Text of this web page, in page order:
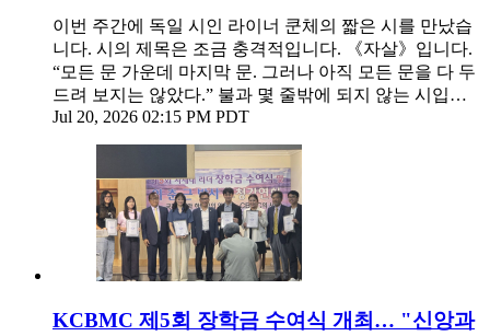
이번 주간에 독일 시인 라이너 쿤체의 짧은 시를 만났습
니다. 시의 제목은 조금 충격적입니다. 《자살》입니다.
“모든 문 가운데 마지막 문. 그러나 아직 모든 문을 다 두
드려 보지는 않았다.” 불과 몇 줄밖에 되지 않는 시입…
Jul 20, 2026 02:15 PM PDT
KCBMC 제5회 장학금 수여식 개최… "신앙과